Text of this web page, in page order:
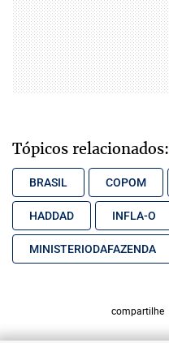
Tópicos relacionados:
BRASIL COPOM
HADDAD INFLA-O
MINISTERIODAFAZENDA
compartilhe